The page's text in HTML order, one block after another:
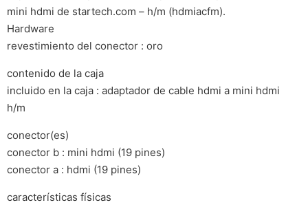
mini hdmi de startech.com – h/m (hdmiacfm).
Hardware
revestimiento del conector : oro
contenido de la caja
incluido en la caja : adaptador de cable hdmi a mini hdmi 
h/m
conector(es)
conector b : mini hdmi (19 pines)
conector a : hdmi (19 pines)
características físicas